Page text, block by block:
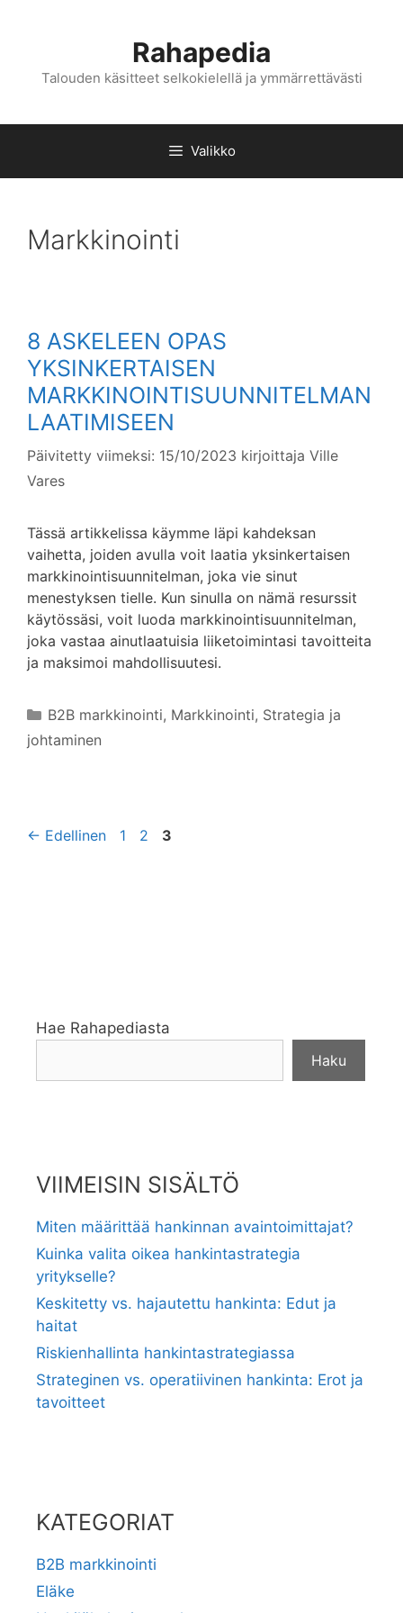
Rahapedia
Talouden käsitteet selkokielellä ja ymmärrettävästi
Valikko
Markkinointi
8 ASKELEEN OPAS
YKSINKERTAISEN
MARKKINOINTISUUNNITELMAN
LAATIMISEEN
Päivitetty viimeksi: 15/10/2023 kirjoittaja Ville
Vares
Tässä artikkelissa käymme läpi kahdeksan
vaihetta, joiden avulla voit laatia yksinkertaisen
markkinointisuunnitelman, joka vie sinut
menestyksen tielle. Kun sinulla on nämä resurssit
käytössäsi, voit luoda markkinointisuunnitelman,
joka vastaa ainutlaatuisia liiketoimintasi tavoitteita
ja maksimoi mahdollisuutesi.
Kategoriat
B2B markkinointi, Markkinointi, Strategia ja
johtaminen
← Edellinen Sivu
1 Sivu
2 Sivu
3
Hae Rahapediasta
Haku
VIIMEISIN SISÄLTÖ
Miten määrittää hankinnan avaintoimittajat?
Kuinka valita oikea hankintastrategia
yritykselle?
Keskitetty vs. hajautettu hankinta: Edut ja
haitat
Riskienhallinta hankintastrategiassa
Strateginen vs. operatiivinen hankinta: Erot ja
tavoitteet
KATEGORIAT
B2B markkinointi
Eläke